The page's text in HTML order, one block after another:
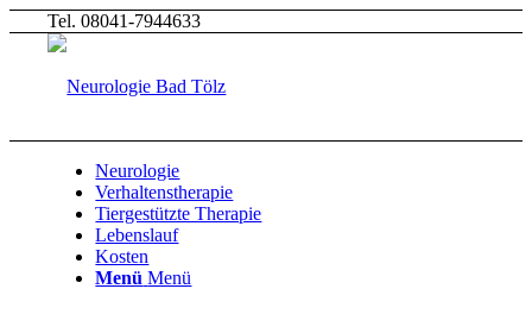
Tel. 08041-7944633
Neurologie
Verhaltenstherapie
Tiergestützte Therapie
Lebenslauf
Kosten
Menü Menü